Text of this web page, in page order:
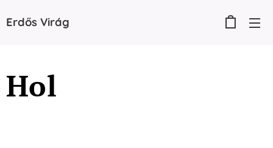
Erdős Virág
Hol